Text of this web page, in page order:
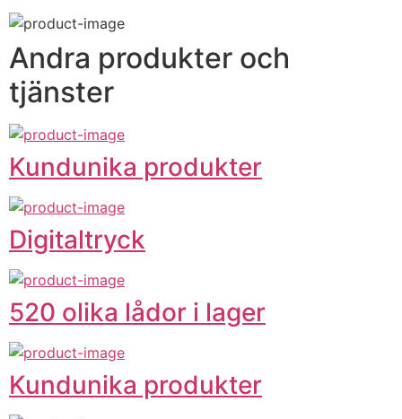
Andra produkter och
tjänster
Kundunika produkter
Digitaltryck
520 olika lådor i lager
Kundunika produkter